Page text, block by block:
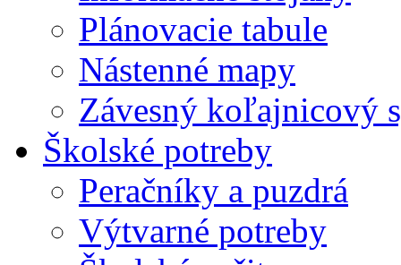
Plánovacie tabule
Nástenné mapy
Závesný koľajnicový
Školské potreby
Peračníky a puzdrá
Výtvarné potreby